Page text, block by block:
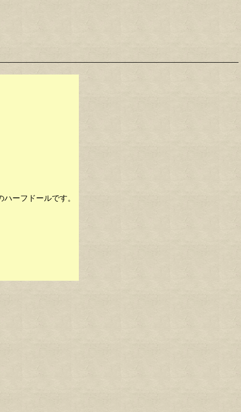
ーフドールです。